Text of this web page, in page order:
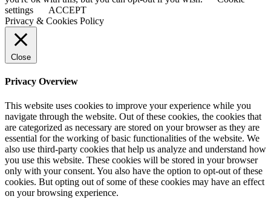
settings
ACCEPT
Privacy & Cookies Policy
Close
Privacy Overview
This website uses cookies to improve your experience while you
navigate through the website. Out of these cookies, the cookies that
are categorized as necessary are stored on your browser as they are
essential for the working of basic functionalities of the website. We
also use third-party cookies that help us analyze and understand how
you use this website. These cookies will be stored in your browser
only with your consent. You also have the option to opt-out of these
cookies. But opting out of some of these cookies may have an effect
on your browsing experience.